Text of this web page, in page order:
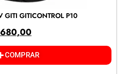
GITICONTROL P10
COMPRAR